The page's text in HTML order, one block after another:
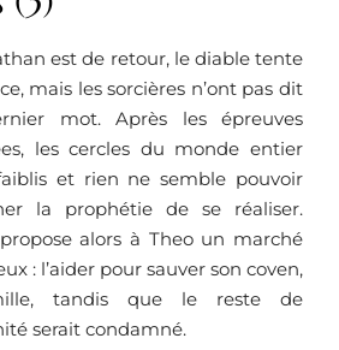
est de retour, le diable tente
mais les sorcières n’ont pas dit
mot. Après les épreuves
les cercles du monde entier
et rien ne semble pouvoir
la prophétie de se réaliser.
alors à Theo un marché
: l’aider pour sauver son coven,
tandis que le reste de
serait condamné.